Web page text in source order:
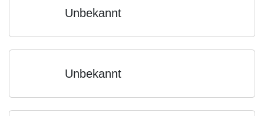
Unbekannt
Unbekannt